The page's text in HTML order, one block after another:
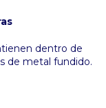
dentro de
de metal fundido.